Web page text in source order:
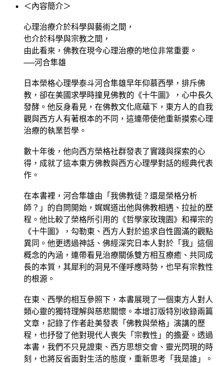
＜內容簡介＞
心理治療介於科學與藝術之間，
也介於科學與宗教之間，
由此看來，佛教在現今心理治療的地位非常重要。
──河合隼雄
日本榮格心理學泰斗河合隼雄早年仰慕西學，排斥佛
教，卻在美國求學時撞見佛教的《十牛圖》，心中長久
發酵。他反身看見，在佛教文化底蘊下，東方人的自我
觀與西方人有著根本的不同，這連帶使他重新摸索心理
治療的執業哲學。
數十年後，他向西方榮格社群發表了實踐與探索的心
得，成就了這本東方佛教與西方心理學對話的經典代表
作。
在本書裡，河合隼雄由「我佛教徒？還是榮格分析
師？」的自問開始，娓娓道出他與佛教相遇、拉扯的歷
程。他比較了榮格所引用的《哲學家玫瑰園》和禪宗的
《十牛圖》，勾勒東、西方人對於追求自性圓滿的觀點
異同。他更透過神話、佛經深究日本人對於「我」這個
概念的內涵，連帶看見治療關係雙方相互療癒、共同成
長的本質，其犀利的洞見不僅呼應時勢，也早有宗教性
的根源。
在東、西學的相互參照下，本書展現了一個東方人對人
類心靈的獨特理解與慈悲關懷。本增訂版特別收錄兩篇
文章，記錄了作者赴美發表「佛教與榮格」演講的歷
程，也抒發了他對現代人喪失「宗教性」的擔憂。透過
本書，我們不只見證東、西方思想交會、靈光閃現的時
刻，也將反省面對生活的態度，重新思考「我是誰」。